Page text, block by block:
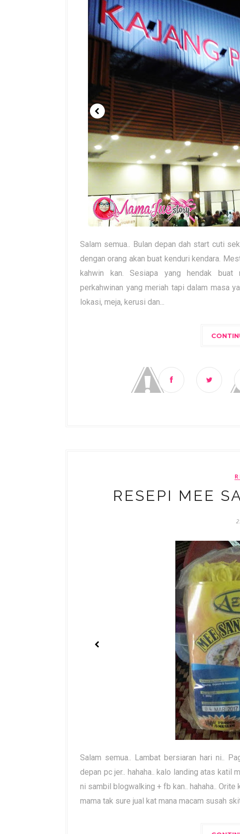
Salam semua.. Bulan depan dah start cuti
dengan orang akan buat kenduri kendara.
kahwin kan. Sesiapa yang hendak buat
perkahwinan yang meriah tapi dalam masa
lokasi, meja, kerusi dan...
RESEPI MEE
Salam semua.. Lambat bersiaran hari ni..
depan pc jer.. hahaha.. kalo landing atas katil
ni sambil blogwalking + fb kan.. hahaha..
mama tak sure jual kat mana macam susah